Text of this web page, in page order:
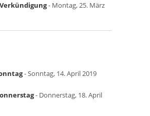
- Montag, 25. März
- Sonntag, 14. April 2019
- Donnerstag, 18. April